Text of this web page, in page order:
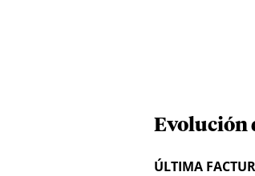
Evolución
ÚLTIMA